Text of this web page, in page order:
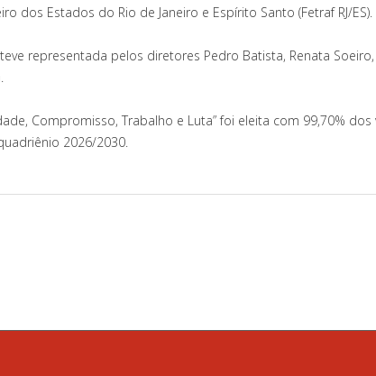
dos Estados do Rio de Janeiro e Espírito Santo (Fetraf RJ/ES).
representada pelos diretores Pedro Batista, Renata
Compromisso, Trabalho e Luta” foi eleita com 99,70%
2026/2030.